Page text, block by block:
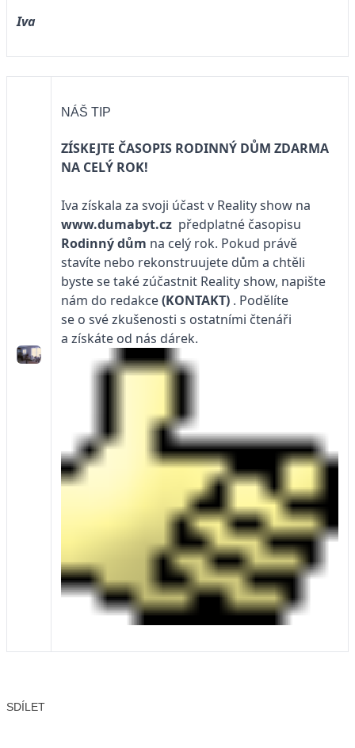
Iva
NÁŠ TIP
ZÍSKEJTE ČASOPIS RODINNÝ DŮM ZDARMA
NA CELÝ ROK!
Iva získala za svoji účast v Reality show na
www.dumabyt.cz předplatné časopisu
Rodinný dům na celý rok. Pokud právě
stavíte nebo rekonstruujete dům a chtěli
byste se také zúčastnit Reality show, napište
nám do redakce(KONTAKT) . Podělíte
se o své zkušenosti s ostatními čtenáři
a získáte od nás dárek.
SDÍLET